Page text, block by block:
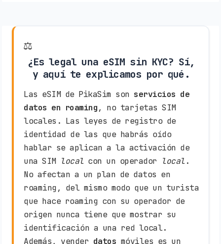
⚖️
¿Es legal una eSIM sin KYC? Sí,
y aquí te explicamos por qué.
Las eSIM de PikaSim son servicios de
datos en roaming, no tarjetas SIM
locales. Las leyes de registro de
identidad de las que habrás oído
hablar se aplican a la activación de
una SIM local con un operador local .
No afectan a un plan de datos en
roaming, del mismo modo que un turista
que hace roaming con su operador de
origen nunca tiene que mostrar su
identificación a una red local.
Además, vender datos móviles es un